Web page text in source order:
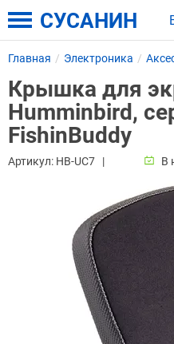
СУСАНИН
Главная Электроника
Крышка для
Humminbird,
FishinBuddy
Артикул: HB-UC7 В